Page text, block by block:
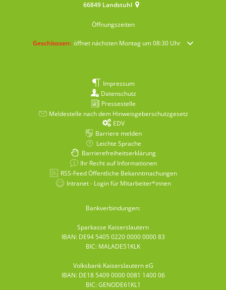
66849 Landstuhl
Öffnungszeiten
Klicken, um weitere Öffnungs- oder Schließzeiten auszublenden
Geschlossen: öffnet nächsten Montag um 08:30 Uhr
Impressum
Datenschutz
Pressestelle
Meldestelle nach dem Hinweisgeberschutzgesetz
EDV
Barriere melden
Leichte Sprache
Barrierefreiheitserklärung
Ihr Recht auf Informationen
RSS-Feed Öffentliche Bekanntmachungen
Intranet - Login für Mitarbeiter*innen
Bankverbindungen:
Sparkasse Kaiserslautern
IBAN: DE94 5405 0220 0000 0000 83
BIC: MALADE51KLK
Volksbank Kaiserslautern eG
IBAN: DE18 5409 0000 0081 1400 06
BIC: GENODE61KL1